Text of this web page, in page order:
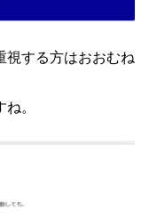
視する方はおおむね
。